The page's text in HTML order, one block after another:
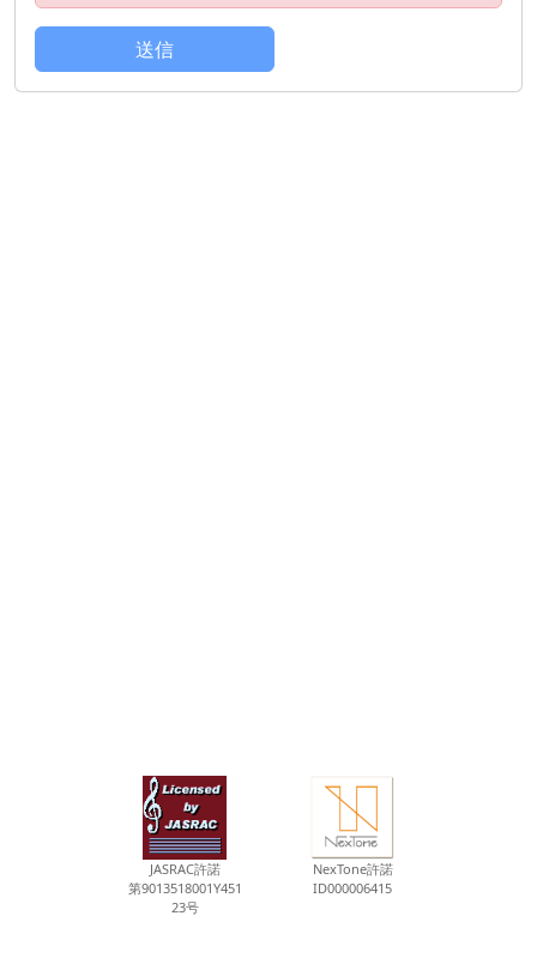
JASRAC許諾
第9013518001Y451
23号
NexTone許諾
ID000006415